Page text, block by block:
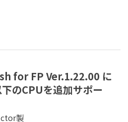
for FP Ver.1.22.00 に
のCPUを追加サポー
製